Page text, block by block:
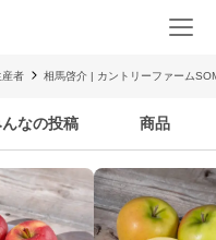
産者 相馬啓介 | カントリーファーム
なの投稿 商品